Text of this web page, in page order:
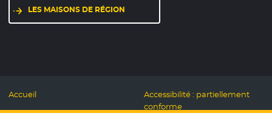
LES MAISONS DE RÉGION
Accueil
Mentions légales
Accessibilité : partiellement
conforme